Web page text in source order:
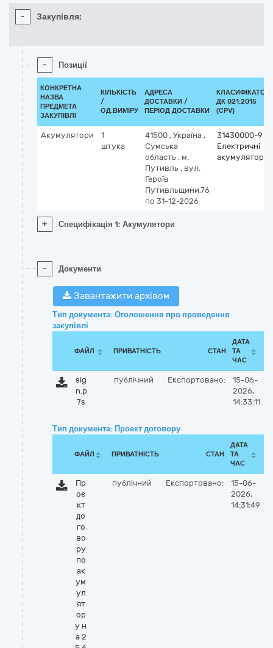
- Закупівля:
- Позиції
КОНКРЕТНА
НАЗВА
ПРЕДМЕТА
ЗАКУПІВЛІ
КІЛЬКІСТЬ
/
ОД.ВИМІРУ
АДРЕСА
ДОСТАВКИ /
ПЕРІОД ДОСТАВКИ
КЛАСИФІКАТОР
ДК 021:2015
(CPV)
Акумулятори
1
штука
41500 , Україна ,
Сумська
область , м.
Путивль , вул.
Героїв
Путивльщини,76
по 31-12-2026
31430000-9
Електричні
акумулятори
+ Специфікація 1: Акумулятори
- Документи
Завантажити архівом
Тип документа: Оголошення про проведення
закупівлі
ФАЙЛ ПРИВАТНІСТЬ СТАН
ДАТА
ТА
ЧАС
sig
n.p
7s
публічний Експортовано:
15-06-
2026,
14:33:11
Тип документа: Проект договору
ФАЙЛ ПРИВАТНІСТЬ СТАН
ДАТА
ТА
ЧАС
Пр
оє
кт
до
го
во
ру
по
ак
ум
ул
ят
ор
у н
а 2
публічний Експортовано:
15-06-
2026,
14:31:49